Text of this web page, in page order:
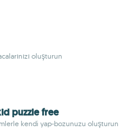
oluşturun
puzzle free
kendi yap-bozunuzu oluşturun